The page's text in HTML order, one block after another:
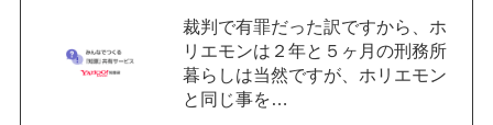
裁判で有罪だった訳ですから、ホ
リエモンは２年と５ヶ月の刑務所
暮らしは当然ですが、ホリエモン
と同じ事を…